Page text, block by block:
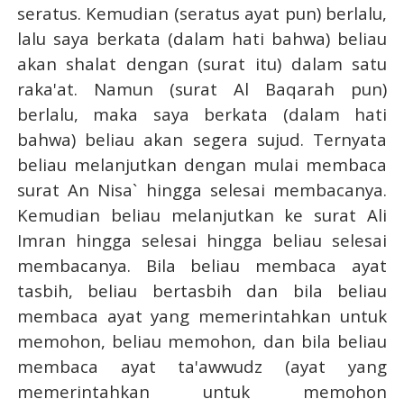
seratus. Kemudian (seratus ayat pun) berlalu,
lalu saya berkata (dalam hati bahwa) beliau
akan shalat dengan (surat itu) dalam satu
raka'at. Namun (surat Al Baqarah pun)
berlalu, maka saya berkata (dalam hati
bahwa) beliau akan segera sujud. Ternyata
beliau melanjutkan dengan mulai membaca
surat An Nisa` hingga selesai membacanya.
Kemudian beliau melanjutkan ke surat Ali
Imran hingga selesai hingga beliau selesai
membacanya. Bila beliau membaca ayat
tasbih, beliau bertasbih dan bila beliau
membaca ayat yang memerintahkan untuk
memohon, beliau memohon, dan bila beliau
membaca ayat ta'awwudz (ayat yang
memerintahkan untuk memohon